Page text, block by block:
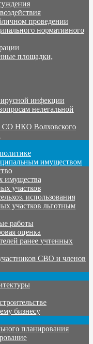
проведении
нормативного
площадки,
инфекции
нелегальной
СО НКО Волховского
имуществом
имущества
участков
использования
участков льготным
работы
оценка
ранее учтенных
СВО и членов
бизнесу
планирования